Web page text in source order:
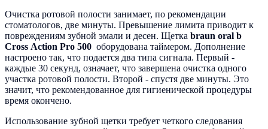
Очистка ротовой полости занимает, по рекомендации
стоматологов, две минуты. Превышение лимита приводит к
повреждениям зубной эмали и десен. Щетка braun oral b
Cross Action Pro 500 оборудована таймером. Дополнение
настроено так, что подается два типа сигнала. Первый -
каждые 30 секунд, означает, что завершена очистка одного
участка ротовой полости. Второй - спустя две минуты. Это
значит, что рекомендованное для гигиенической процедуры
время окончено.
Использование зубной щетки требует четкого следования